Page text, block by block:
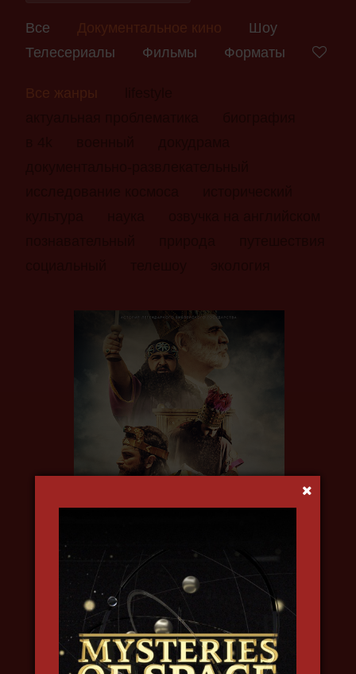
Все Документальное кино
Шоу
Телесериалы
Фильмы Форматы
Все жанры
УРАРТУ. ЗАБЫТОЕ ЦАРСТВО
2019, исторический, докудрама, в
4k, озвучка на английском